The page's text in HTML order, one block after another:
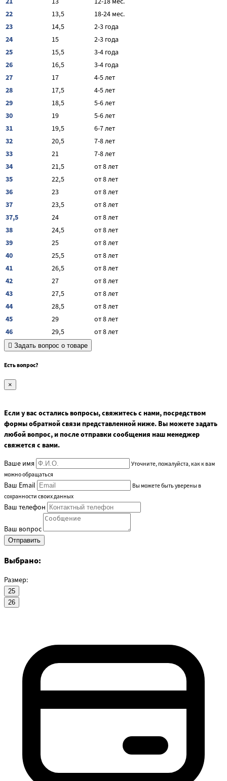
22
13,5
18-24 мес.
23
14,5
2-3 года
24
15
2-3 года
25
15,5
3-4 года
26
16,5
3-4 года
27
17
4-5 лет
28
17,5
4-5 лет
29
18,5
5-6 лет
30
19
5-6 лет
31
19,5
6-7 лет
32
20,5
7-8 лет
33
21
7-8 лет
34
21,5
от 8 лет
35
22,5
от 8 лет
36
23
от 8 лет
37
23,5
от 8 лет
37,5
24
от 8 лет
38
24,5
от 8 лет
39
25
от 8 лет
40
25,5
от 8 лет
41
26,5
от 8 лет
42
27
от 8 лет
43
27,5
от 8 лет
44
28,5
от 8 лет
45
29
от 8 лет
46
29,5 от 8 лет
Задать вопрос о товаре
Есть вопрос?
×
Если у вас остались вопросы, свяжитесь с нами, посредством
формы обратной связи представленной ниже. Вы можете задать
любой вопрос, и после отправки сообщения наш менеджер
свяжется с вами.
Ваше имя
Уточните, пожалуйста, как к вам
можно обращаться
Ваш Email
Вы можете быть уверены в
сохранности своих данных
Ваш телефон
Ваш вопрос
Выбрано:
Размер:
25
26